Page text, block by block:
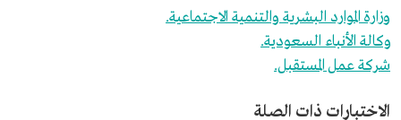
وزارة الموارد البشرية والتنمية الاجتماعية.
وكالة الأنباء السعودية.
شركة عمل المستقبل.
الاختبارات ذات الصلة